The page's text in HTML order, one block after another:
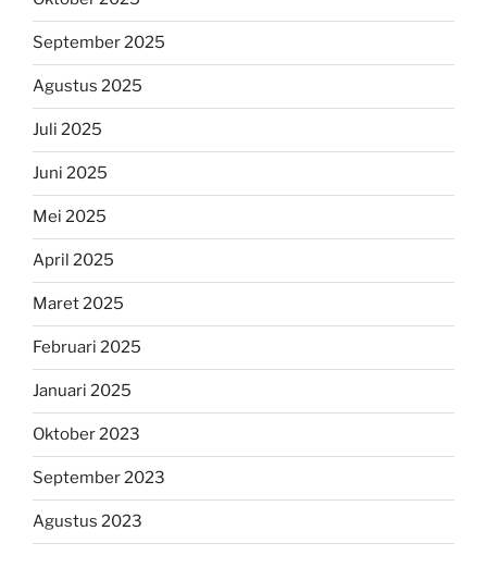
September 2025
Agustus 2025
Juli 2025
Juni 2025
Mei 2025
April 2025
Maret 2025
Februari 2025
Januari 2025
Oktober 2023
September 2023
Agustus 2023